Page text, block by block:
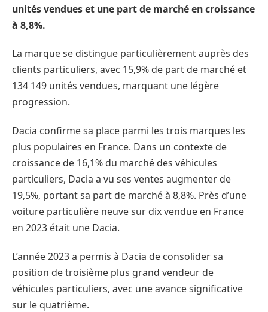
unités vendues et une part de marché en croissance
à 8,8%.
La marque se distingue particulièrement auprès des
clients particuliers, avec 15,9% de part de marché et
134 149 unités vendues, marquant une légère
progression.
Dacia confirme sa place parmi les trois marques les
plus populaires en France. Dans un contexte de
croissance de 16,1% du marché des véhicules
particuliers, Dacia a vu ses ventes augmenter de
19,5%, portant sa part de marché à 8,8%. Près d’une
voiture particulière neuve sur dix vendue en France
en 2023 était une Dacia.
L’année 2023 a permis à Dacia de consolider sa
position de troisième plus grand vendeur de
véhicules particuliers, avec une avance significative
sur le quatrième.